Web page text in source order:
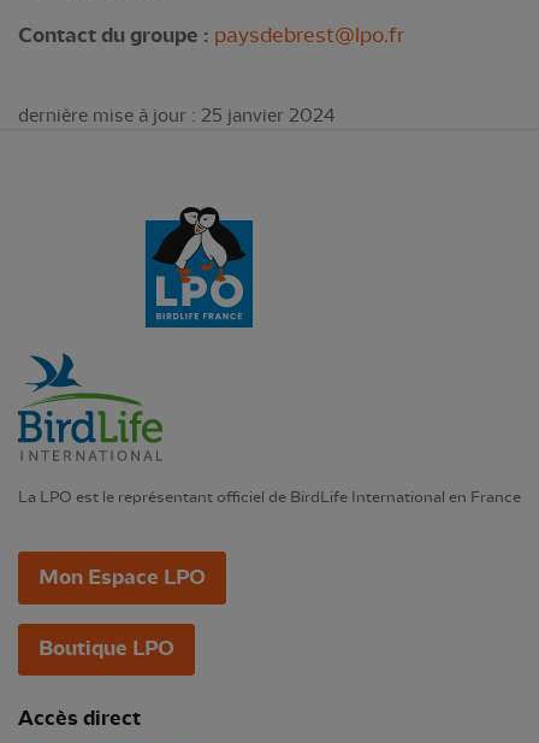
Contact du groupe : paysdebrest@lpo.fr
dernière mise à jour : 25 janvier 2024
La LPO est le représentant officiel de BirdLife International en France
Mon Espace LPO
Boutique LPO
Accès direct